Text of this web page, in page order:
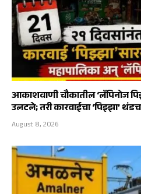
आकाशवाणी चौकातील ‘लॅपिनोज
उलटले; तरी कारवाईचा ‘पिझ्झा’
August 8, 2026